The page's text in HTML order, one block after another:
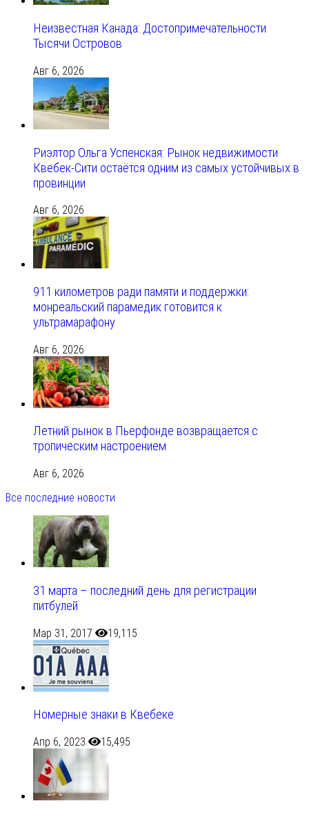
Неизвестная Канада: Достопримечательности
Тысячи Островов
Авг 6, 2026
Риэлтор Ольга Успенская: Рынок недвижимости
Квебек-Сити остаётся одним из самых устойчивых в
провинции
Авг 6, 2026
911 километров ради памяти и поддержки:
монреальский парамедик готовится к
ультрамарафону
Авг 6, 2026
Летний рынок в Пьерфонде возвращается с
тропическим настроением
Авг 6, 2026
Все последние новости
31 марта – последний день для регистрации
питбулей
Мар 31, 2017 19,115
Номерные знаки в Квебеке
Апр 6, 2023 15,495